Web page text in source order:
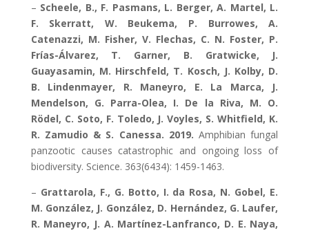
– Scheele, B., F. Pasmans, L. Berger, A. Martel, L.
F. Skerratt, W. Beukema, P. Burrowes, A.
Catenazzi, M. Fisher, V. Flechas, C. N. Foster, P.
Frías-Álvarez, T. Garner, B. Gratwicke, J.
Guayasamin, M. Hirschfeld, T. Kosch, J. Kolby, D.
B. Lindenmayer, R. Maneyro, E. La Marca, J.
Mendelson, G. Parra-Olea, I. De la Riva, M. O.
Rödel, C. Soto, F. Toledo, J. Voyles, S. Whitfield, K.
R. Zamudio & S. Canessa. 2019. Amphibian fungal
panzootic causes catastrophic and ongoing loss of
biodiversity. Science. 363(6434): 1459-1463.
– Grattarola, F., G. Botto, I. da Rosa, N. Gobel, E.
M. González, J. González, D. Hernández, G. Laufer,
R. Maneyro, J. A. Martínez-Lanfranco, D. E. Naya,